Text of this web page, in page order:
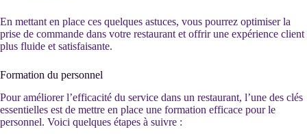
En mettant en place ces quelques astuces, vous pourrez optimiser la
prise de commande dans votre restaurant et offrir une expérience client
plus fluide et satisfaisante.
Formation du personnel
Pour améliorer l’efficacité du service dans un restaurant, l’une des clés
essentielles est de mettre en place une formation efficace pour le
personnel. Voici quelques étapes à suivre :